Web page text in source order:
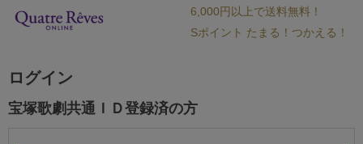
6,000円以上で送料無料！
Sポイント たまる！つかえる！
ログイン
宝塚歌劇共通ＩＤ登録済の方